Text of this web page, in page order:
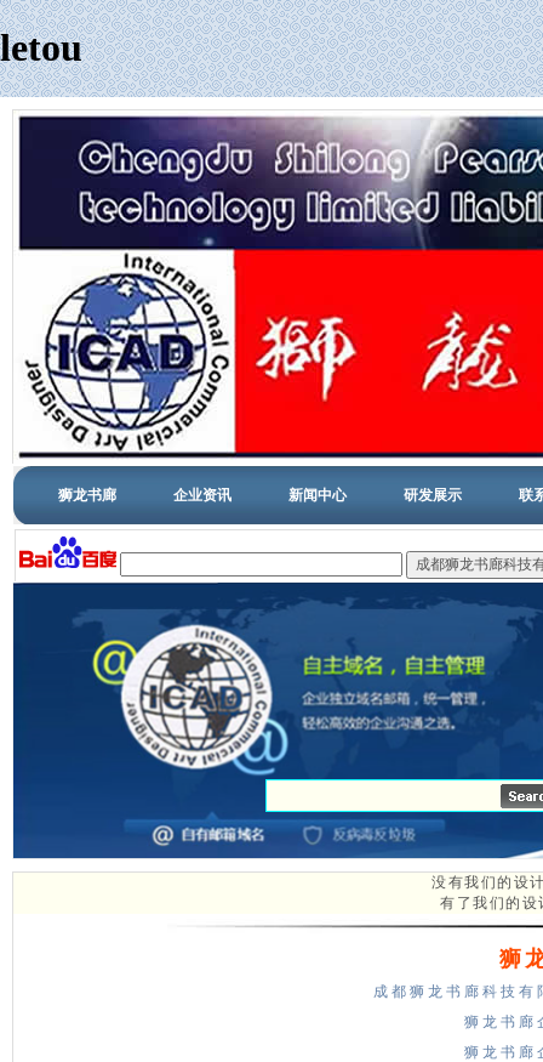
letou
狮龙书廊 企业资讯 新闻中心 研发展示 联
设计中心 网络技术 图文欣赏 企业邮箱
没有我们的设
有了我们的设
狮
成都狮龙书廊科技
狮龙书廊
狮龙书廊